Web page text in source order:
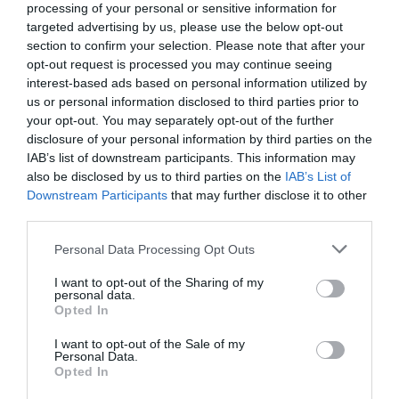
processing of your personal or sensitive information for
targeted advertising by us, please use the below opt-out
section to confirm your selection. Please note that after your
opt-out request is processed you may continue seeing
interest-based ads based on personal information utilized by
us or personal information disclosed to third parties prior to
your opt-out. You may separately opt-out of the further
disclosure of your personal information by third parties on the
IAB’s list of downstream participants. This information may
also be disclosed by us to third parties on the IAB’s List of
Downstream Participants that may further disclose it to other
Personal Data Processing Opt Outs
I want to opt-out of the Sharing of my
personal data.
Opted In
I want to opt-out of the Sale of my
Personal Data.
Opted In
drone
Tu lis trop les complotistes …
RÉPONDRE
a commenté :
il y a des restes…. Donc pas de doute possible !
RÉPONDRE
BELLOUTI RAFIK